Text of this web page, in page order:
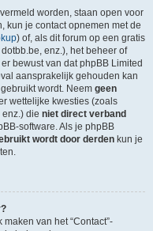
worden, staan open voor
kun je contact opnemen met de
) of, als dit forum op een gratis
enz.), het beheer of
bewust van dat phpBB Limited
aansprakelijk gehouden kan
wordt. Neem geen
wettelijke kwesties (zoals
die niet direct verband
software. Als je phpBB
wordt door derden kun je
van het “Contact”-